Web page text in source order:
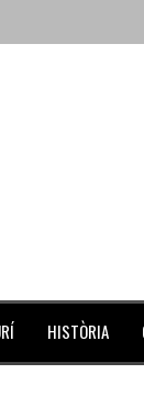
HISTÒRIA